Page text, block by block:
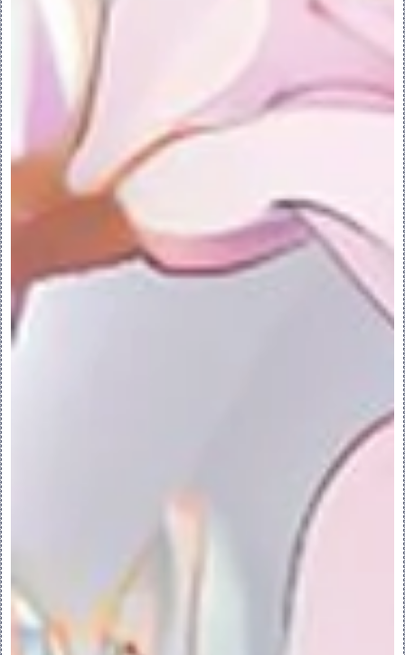
平面、坐标系、曲线、边或基准轴的曲面的斜
“偏移”(Offset) 分析对话框。计算并显示
一组选定曲线、边或曲面的偏移。
“已保存分析”(Saved Analysis) - 打开
“已保存分析”(Saved Analysis) 对话
“全部隐藏”(Hide All) - 隐藏全部已保存
“样式”(Style) > “分析”(Analysis) >
“截面”(Sections) - “截面”
“样式”(Style) > “分析”(Analysis) >
Curvature) - 删除所有已保存的曲率分
“样式”(Style) > “分析”(Analysis) >
删除所有已保存的节点分析。
关闭: